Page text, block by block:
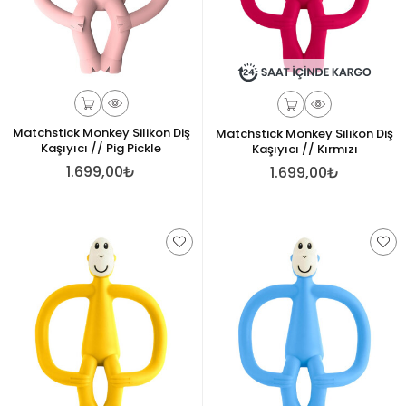
Matchstick Monkey Silikon Diş
Kaşıyıcı // Pig Pickle
1.699,00₺
Matchstick Monkey Silikon Diş
Kaşıyıcı // Kırmızı
1.699,00₺